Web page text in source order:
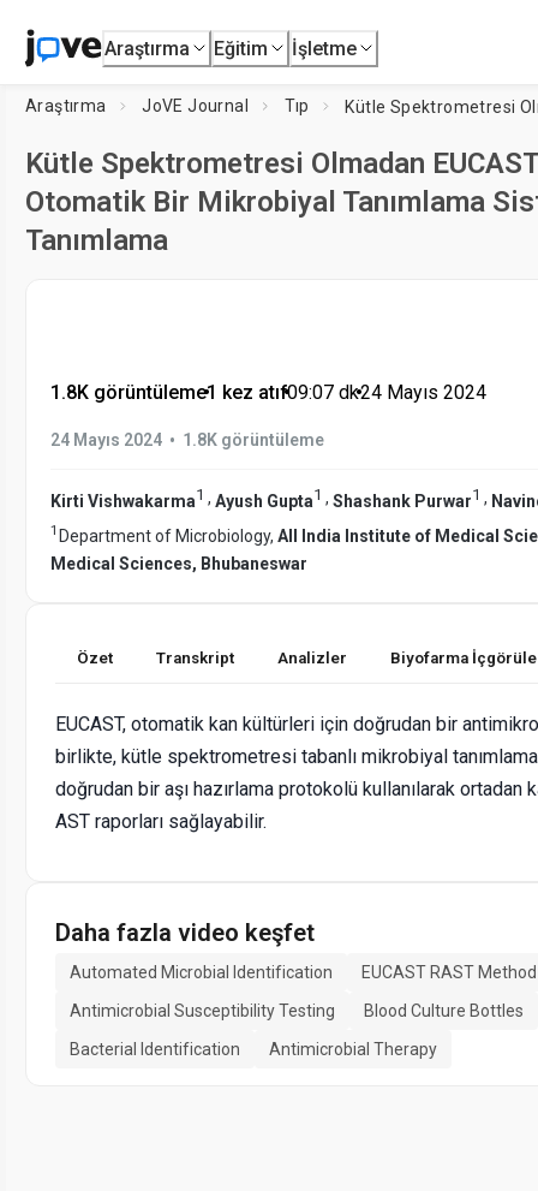
Araştırma Eğitim İşletme
Araştırma JoVE Journal Tıp
Kütle Spektrometresi Olmadan
Otomatik Bir Mikrobiyal Tanımlama
Tanımlama
1.8K görüntüleme•1 kez atıf•09:07 dk•24 Mayıs 2024
24 Mayıs 2024 • 1.8K görüntüleme
Kirti Vishwakarma1 , Ayush Gupta1 , Shashank Purwar1 ,
1 Department of Microbiology, All India Institute of Medical
Medical Sciences, Bhubaneswar
Özet Transkript Analizler Biyofarma
EUCAST, otomatik kan kültürleri için doğrudan bir
birlikte, kütle spektrometresi tabanlı mikrobiyal
doğrudan bir aşı hazırlama protokolü kullanılarak ortadan
AST raporları sağlayabilir.
Daha fazla video keşfet
Automated Microbial Identification
EUCAST RAST Method
Antimicrobial Susceptibility Testing
Blood Culture Bottles
Bacterial Identification
Antimicrobial Therapy